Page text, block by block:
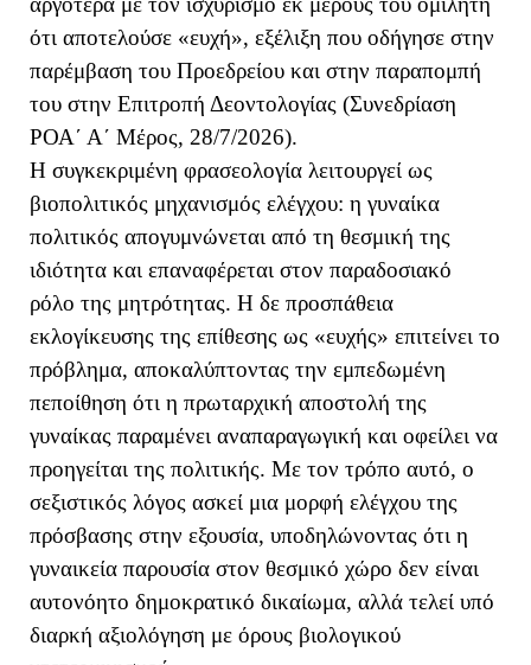
ότι αποτελούσε «ευχή», εξέλιξη που οδήγησε στην
παρέμβαση του Προεδρείου και στην παραπομπή
του στην Επιτροπή Δεοντολογίας (Συνεδρίαση
ΡΟΑ΄ Α΄ Μέρος, 28/7/2026).
Η συγκεκριμένη φρασεολογία λειτουργεί ως
βιοπολιτικός μηχανισμός ελέγχου: η γυναίκα
πολιτικός απογυμνώνεται από τη θεσμική της
ιδιότητα και επαναφέρεται στον παραδοσιακό
ρόλο της μητρότητας. Η δε προσπάθεια
εκλογίκευσης της επίθεσης ως «ευχής» επιτείνει το
πρόβλημα, αποκαλύπτοντας την εμπεδωμένη
πεποίθηση ότι η πρωταρχική αποστολή της
γυναίκας παραμένει αναπαραγωγική και οφείλει να
προηγείται της πολιτικής. Με τον τρόπο αυτό, ο
σεξιστικός λόγος ασκεί μια μορφή ελέγχου της
πρόσβασης στην εξουσία, υποδηλώνοντας ότι η
γυναικεία παρουσία στον θεσμικό χώρο δεν είναι
αυτονόητο δημοκρατικό δικαίωμα, αλλά τελεί υπό
διαρκή αξιολόγηση με όρους βιολογικού